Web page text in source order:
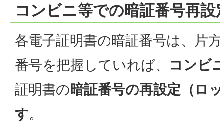
コンビニ等での暗証番号再
各電子証明書の暗証番号は、片
番号を把握していれば、
コンビ
証明書の暗証番号の再設定（ロ
す。